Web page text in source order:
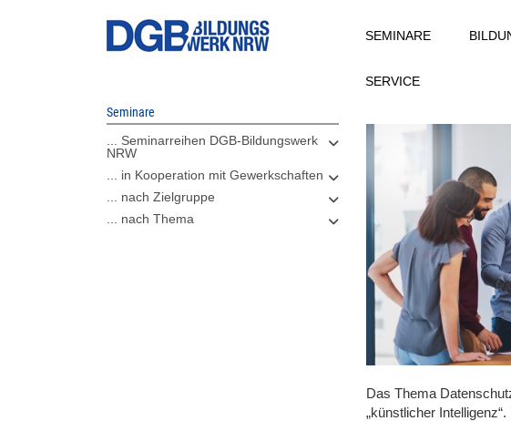
SEMINARE
SERVICE
Seminare
... Seminarreihen DGB-Bildungswerk
NRW
... in Kooperation mit Gewerkschaften
... nach Zielgruppe
... nach Thema
Das Thema
„künstlicher